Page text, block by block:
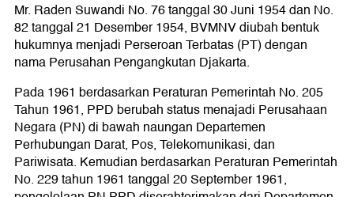
Mr. Raden Suwandi No. 76 tanggal 30 Juni 1954 dan No.
82 tanggal 21 Desember 1954, BVMNV diubah bentuk
hukumnya menjadi Perseroan Terbatas (PT) dengan
nama Perusahan Pengangkutan Djakarta.
Pada 1961 berdasarkan Peraturan Pemerintah No. 205
Tahun 1961, PPD berubah status menajadi Perusahaan
Negara (PN) di bawah naungan Departemen
Perhubungan Darat, Pos, Telekomunikasi, dan
Pariwisata. Kemudian berdasarkan Peraturan Pemerintah
No. 229 tahun 1961 tanggal 20 September 1961,